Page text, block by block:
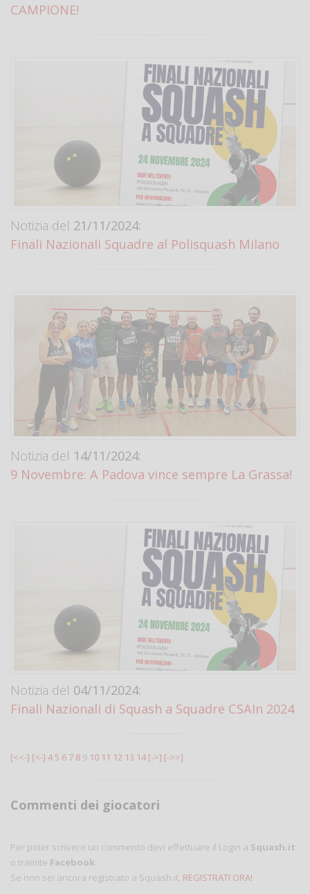
CAMPIONE!
Notizia del 21/11/2024:
Finali Nazionali Squadre al Polisquash Milano
Notizia del 14/11/2024:
9 Novembre: A Padova vince sempre La Grassa!
Notizia del 04/11/2024:
Finali Nazionali di Squash a Squadre CSAIn 2024
[<<-] [<-] 45 6 7 8 9 10 11 12 13 14 [->] [->>]
Commenti dei giocatori
Per poter scrivere un commento devi effettuare il Login a Squash.it
o tramite Facebook.
Se non sei ancora registrato a Squash.it, REGISTRATI ORA!